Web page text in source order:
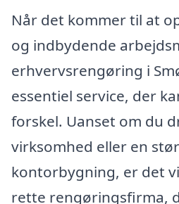
Når det kommer til at
og indbydende
erhvervsrengøring i
essentiel service, der
forskel. Uanset om du
virksomhed eller en
kontorbygning, er det
rette rengøringsfirma,